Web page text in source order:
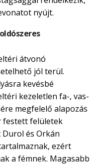
nyújt.
átvonó
jól terül.
kevésbé
kezeletlen fa-, vas-
megfelelő alapozás
festett felületek
és Orkán
ezért
a fémnek. Magasabb